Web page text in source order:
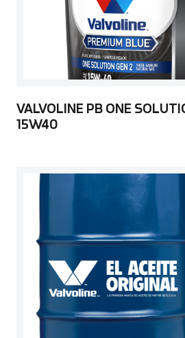
VALVOLINE PB ONE
15W40